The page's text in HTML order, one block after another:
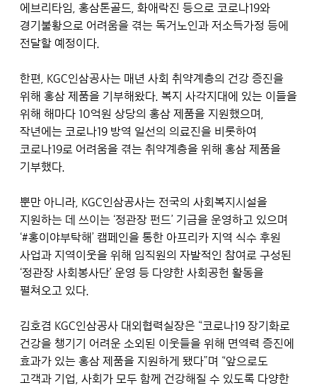
에브리타임, 홍삼톤골드, 화애락진 등으로 코로나19와
경기불황으로 어려움을 겪는 독거노인과 저소득가정 등에
전달할 예정이다.
한편, KGC인삼공사는 매년 사회 취약계층의 건강 증진을
위해 홍삼 제품을 기부해왔다. 복지 사각지대에 있는 이들을
위해 해마다 10억원 상당의 홍삼 제품을 지원했으며,
작년에는 코로나19 방역 일선의 의료진을 비롯하여
코로나19로 어려움을 겪는 취약계층을 위해 홍삼 제품을
기부했다.
뿐만 아니라, KGC인삼공사는 전국의 사회복지시설을
지원하는 데 쓰이는 ‘정관장 펀드’ 기금을 운영하고 있으며
‘#홍이야부탁해’ 캠페인을 통한 아프리카 지역 식수 후원
사업과 지역이웃을 위해 임직원의 자발적인 참여로 구성된
‘정관장 사회봉사단’ 운영 등 다양한 사회공헌 활동을
펼쳐오고 있다.
김호겸 KGC인삼공사 대외협력실장은 “코로나19 장기화로
건강을 챙기기 어려운 소외된 이웃들을 위해 면역력 증진에
효과가 있는 홍삼 제품을 지원하게 됐다”며 “앞으로도
고객과 기업, 사회가 모두 함께 건강해질 수 있도록 다양한